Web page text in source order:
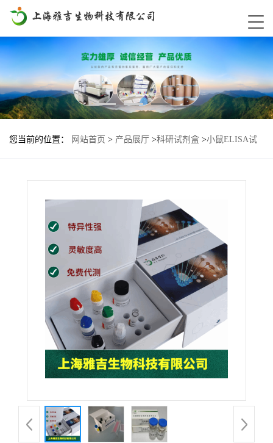
您当前的位置： 网站首页 > 产品展厅 >科研试剂盒 >小鼠ELISA试